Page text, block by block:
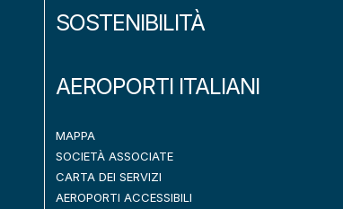
SOSTENIBILITÀ
AEROPORTI ITALIANI
MAPPA
SOCIETÀ ASSOCIATE
CARTA DEI SERVIZI
AEROPORTI ACCESSIBILI